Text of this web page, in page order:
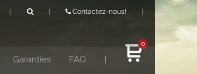
Garanties FAQ
0
Contactez-nous!